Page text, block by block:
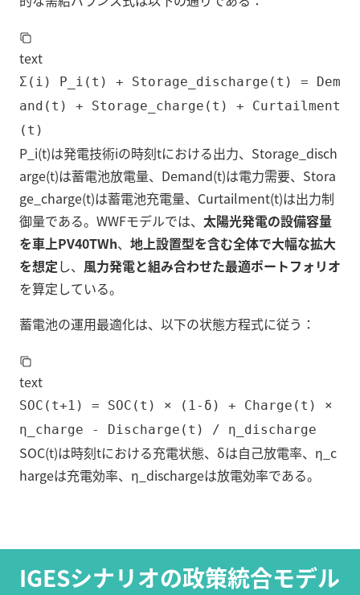
text
Σ(i) P_i(t) + Storage_discharge(t) = Dem
and(t) + Storage_charge(t) + Curtailment
(t)
P_i(t)は発電技術iの時刻tにおける出力、Storage_disch
arge(t)は蓄電池放電量、Demand(t)は電力需要、Stora
ge_charge(t)は蓄電池充電量、Curtailment(t)は出力制
御量である。WWFモデルでは、 太陽光発電の設備容量
を車上PV40TWh、 地上設置型を含む全体で大幅な拡大
を想定し、 風力発電と組み合わせた最適ポートフォリオ
を算定している。
蓄電池の運用最適化は、以下の状態方程式に従う：
text
SOC(t+1) = SOC(t) × (1-δ) + Charge(t) ×
η_charge - Discharge(t) / η_discharge
SOC(t)は時刻tにおける充電状態、δは自己放電率、η_c
hargeは充電効率、η_dischargeは放電効率である。
IGESシナリオの政策統合モデル